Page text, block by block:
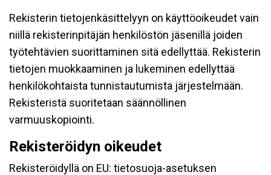
Rekisterin tietojenkäsittelyyn on käyttöoikeudet vain
niillä rekisterinpitäjän henkilöstön jäsenillä joiden
työtehtävien suorittaminen sitä edellyttää. Rekisterin
tietojen muokkaaminen ja lukeminen edellyttää
henkilökohtaista tunnistautumista järjestelmään.
Rekisteristä suoritetaan säännöllinen
varmuuskopiointi.
Rekisteröidyn oikeudet
Rekisteröidyllä on EU: tietosuoja-asetuksen